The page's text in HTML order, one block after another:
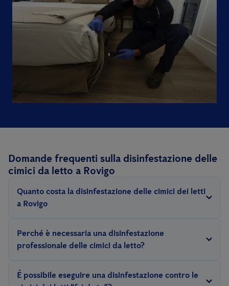
Domande frequenti sulla disinfestazione delle
cimici da letto a Rovigo
Quanto costa la disinfestazione delle cimici dei letti
a Rovigo
Poiché questa tipologia di servizio può variare notevolmente a
seconda della gravità dell’infestazione, lo sforzo concreto
Perché è necessaria una disinfestazione
professionale delle cimici da letto?
l’impiego di prodotti e attrezzature specifiche e professionali.
É possibile eseguire una disinfestazione contro le